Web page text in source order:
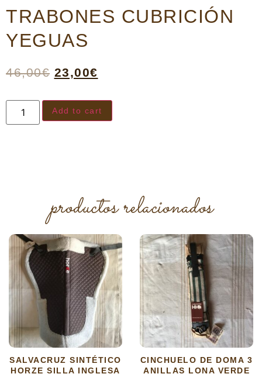
TRABONES CUBRICIÓN
YEGUAS
46,00€ 23,00€
Add to cart
productos relacionados
SALVACRUZ SINTÉTICO
HORZE SILLA INGLESA
CINCHUELO DE DOMA 3
ANILLAS LONA VERDE